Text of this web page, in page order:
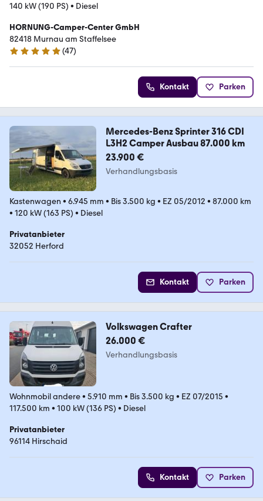
140 kW (190 PS) • Diesel
HORNUNG-Camper-Center GmbH
82418 Murnau am Staffelsee
4.8 Sterne
(47)
Kontakt Parken
Mercedes-Benz Sprinter 316 CDI
L3H2 Camper Ausbau 87.000 km
23.900 €
Verhandlungsbasis
Kastenwagen • 6.945 mm • Bis 3.500 kg • EZ 05/2012 • 87.000 km
• 120 kW (163 PS) • Diesel
Privatanbieter
32052 Herford
Kontakt Parken
Volkswagen Crafter
26.000 €
Verhandlungsbasis
Wohnmobil andere• 5.910 mm • Bis 3.500 kg • EZ 07/2015 •
117.500 km • 100 kW (136 PS) • Diesel
Privatanbieter
96114 Hirschaid
Kontakt Parken